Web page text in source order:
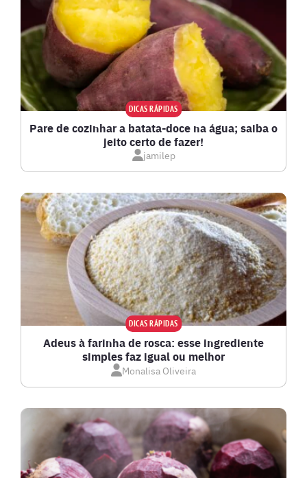
DICAS RÁPIDAS
Pare de cozinhar a batata-doce na água; saiba o
jeito certo de fazer!
jamilep
DICAS RÁPIDAS
Adeus à farinha de rosca: esse ingrediente
simples faz igual ou melhor
Monalisa Oliveira